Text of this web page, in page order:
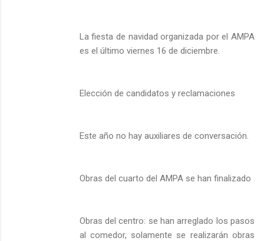
La fiesta de navidad organizada por el AMPA
es el último viernes 16 de diciembre.
Elección de candidatos y reclamaciones
Este año no hay auxiliares de conversación.
Obras del cuarto del AMPA se han finalizado
Obras del centro: se han arreglado los pasos
al comedor, solamente se realizarán obras